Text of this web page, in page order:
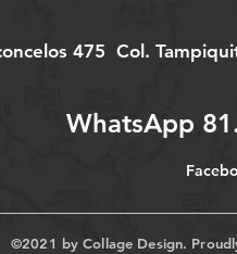
475 Col.
WhatsApp
©2021 by Collage Design.